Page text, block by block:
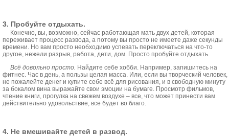
3. Пробуйте отдыхать.
Конечно, вы, возможно, сейчас работающая мать двух детей, которая
переживает процесс развода, а потому вы просто не имеете даже секунды
времени. Но вам просто необходимо успевать переключаться на что-то
другое, нежели разрыв, работа, дети, дом. Просто пробуйте отдыхать.
Всё довольно просто. Найдите себе хобби. Например, запишитесь на
фитнес. Час в день, а пользы целая масса. Или, если вы творческий человек,
не пожалейте денег и купите себе всё для рисования, и в свободную минуту
за бокалом вина выражайте свои эмоции на бумаге. Просмотр фильмов,
чтение книги, прогулка на свежем воздухе – все, что может принести вам
действительно удовольствие, все будет во благо.
4. Не вмешивайте детей в развод.